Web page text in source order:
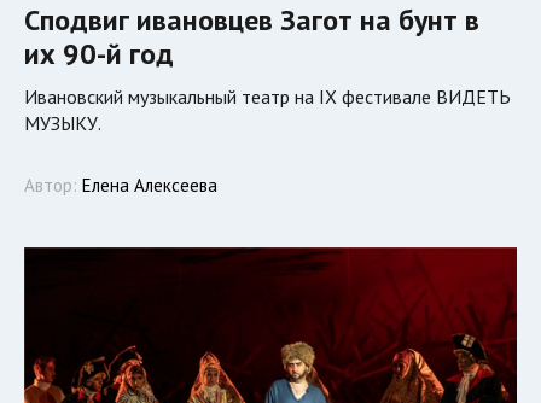
Сподвиг ивановцев Загот на бунт в
их 90-й год
Ивановский музыкальный театр на IX фестивале ВИДЕТЬ
МУЗЫКУ.
Автор: Елена Алексеева